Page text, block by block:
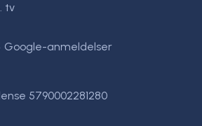
tv
Google-anmeldelser
5790002281280